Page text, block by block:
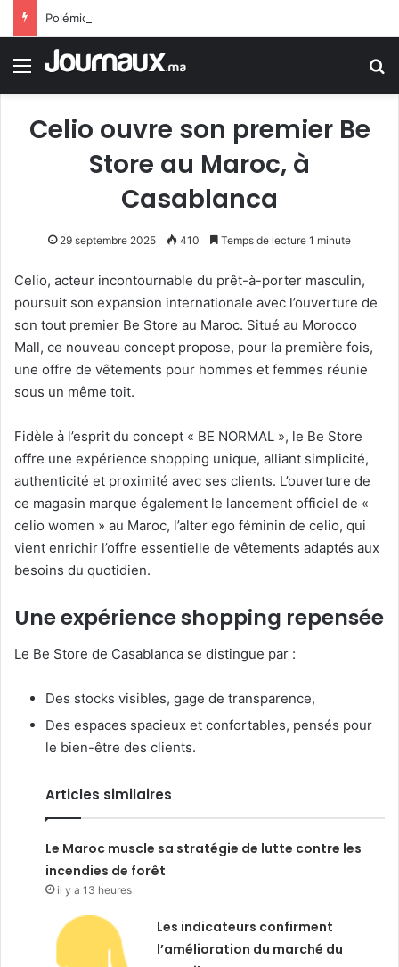
Menu
Celio ouvre son premier Be
Store au Maroc, à
Casablanca
29 septembre 2025 410 Temps de lecture 1 minute
Celio, acteur incontournable du prêt-à-porter masculin,
poursuit son expansion internationale avec l’ouverture de
son tout premier Be Store au Maroc. Situé au Morocco
Mall, ce nouveau concept propose, pour la première fois,
une offre de vêtements pour hommes et femmes réunie
sous un même toit.
Fidèle à l’esprit du concept « BE NORMAL », le Be Store
offre une expérience shopping unique, alliant simplicité,
authenticité et proximité avec ses clients. L’ouverture de
ce magasin marque également le lancement officiel de «
celio women » au Maroc, l’alter ego féminin de celio, qui
vient enrichir l’offre essentielle de vêtements adaptés aux
besoins du quotidien.
Une expérience shopping repensée
Le Be Store de Casablanca se distingue par :
Des stocks visibles, gage de transparence,
Des espaces spacieux et confortables, pensés pour
le bien-être des clients.
Articles similaires
Le Maroc muscle sa stratégie de lutte contre les
incendies de forêt
il y a 13 heures
Les indicateurs confirment
l’amélioration du marché du